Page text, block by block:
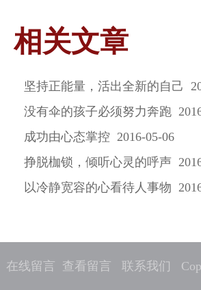
相关文章
坚持正能量，活出全新的自己
没有伞的孩子必须努力奔跑
成功由心态掌控 2016-05-06
挣脱枷锁，倾听心灵的呼声
以冷静宽容的心看待人事物
在线留言 查看留言 联系我们